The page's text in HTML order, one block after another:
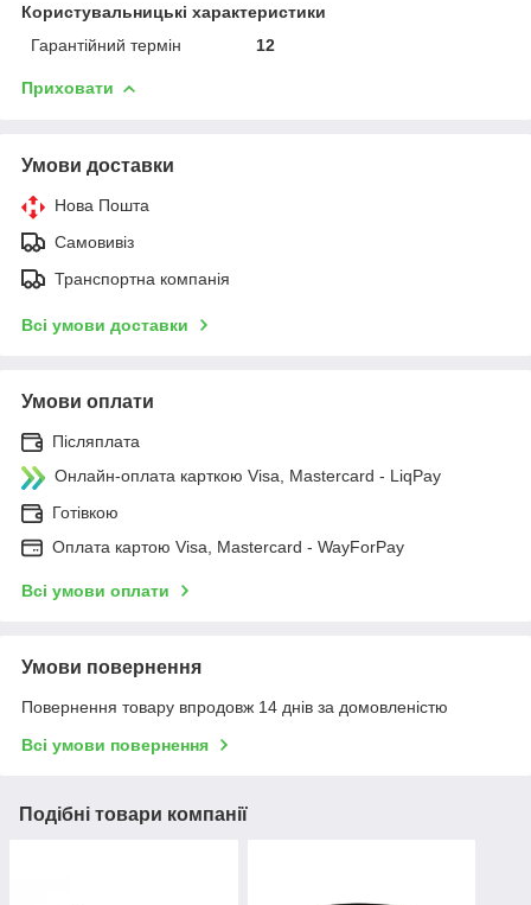
Користувальницькі характеристики
Гарантійний термін
12
Приховати
Умови доставки
Нова Пошта
Самовивіз
Транспортна компанія
Всі умови доставки
Умови оплати
Післяплата
Онлайн-оплата карткою Visa, Mastercard - LiqPay
Готівкою
Оплата картою Visa, Mastercard - WayForPay
Всі умови оплати
Умови повернення
Повернення товару впродовж 14 днів за домовленістю
Всі умови повернення
Подібні товари компанії